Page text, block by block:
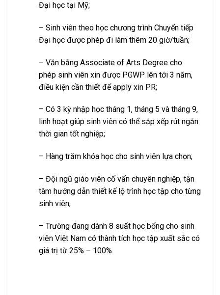
Đại học tại Mỹ;
– Sinh viên theo học chương trình Chuyển tiếp
Đại học được phép đi làm thêm 20 giờ/tuần;
– Văn bằng Associate of Arts Degree cho
phép sinh viên xin được PGWP lên tới 3 năm,
điều kiện cần thiết để apply xin PR;
– Có 3 kỳ nhập học tháng 1, tháng 5 và tháng 9,
linh hoạt giúp sinh viên có thể sắp xếp rút ngắn
thời gian tốt nghiệp;
– Hàng trăm khóa học cho sinh viên lựa chọn;
– Đội ngũ giáo viên cố vấn chuyên nghiệp, tận
tâm hướng dẫn thiết kế lộ trình học tập cho từng
sinh viên;
– Trường đang dành 8 suất học bổng cho sinh
viên Việt Nam có thành tích học tập xuất sắc có
giá trị từ 25% – 100%.